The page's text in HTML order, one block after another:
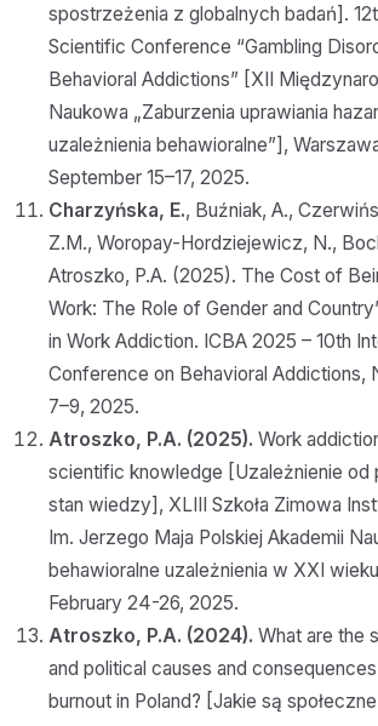
spostrzeżenia z globalnych badań].
Scientific Conference “Gambling
Behavioral Addictions” [XII
Naukowa „Zaburzenia uprawiania
uzależnienia behawioralne”],
September 15–17, 2025.
Charzyńska, E., Buźniak, A.,
Z.M., Woropay-Hordziejewicz, N.,
Atroszko, P.A. (2025). The Cost of
Work: The Role of Gender and
in Work Addiction. ICBA 2025 – 10th
Conference on Behavioral Addictions,
7–9, 2025.
Atroszko, P.A. (2025). Work
scientific knowledge [Uzależnienie od
stan wiedzy], XLIII Szkoła Zimowa
Im. Jerzego Maja Polskiej Akademii
behawioralne uzależnienia w XXI
February 24-26, 2025.
Atroszko, P.A. (2024). What are the
and political causes and
burnout in Poland? [Jakie są